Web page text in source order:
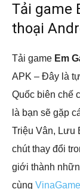
Tải game
thoại
Tải game Em
APK – Đây là
Quốc biên chế
là bạn sẽ gặp
Triệu Vân, Lưu
chút thay đổi
giới thành
cùng